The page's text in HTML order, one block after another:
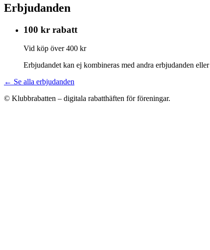
Erbjudanden
100 kr rabatt
Vid köp över 400 kr
Erbjudandet kan ej kombineras med andra erbjudanden
← Se alla erbjudanden
© Klubbrabatten – digitala rabatthäften för föreningar.